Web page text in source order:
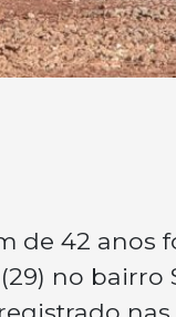
de 42 anos
no bairro